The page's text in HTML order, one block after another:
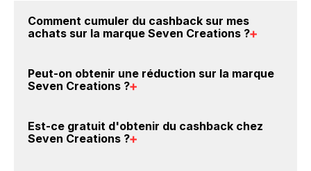
Comment cumuler du cashback sur mes
achats sur la marque Seven Creations ?
Seven Creations : Créez votre compte sur
apparaître le cashback dans votre cagnotte au plus
Peut-on obtenir une réduction sur la marque
Seven Creations ?
crédités sur votre cagnotte BackBackBack lorsque
Est-ce gratuit d'obtenir du cashback chez
Seven Creations ?